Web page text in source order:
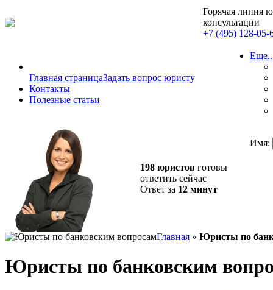
Горячая линия
консультации
+7 (495) 128-05-
Главная страницаЗадать вопрос юристу
Контакты
Полезные статьи
198 юристов готовы
ответить сейчас
Ответ за 12 минут
Имя:
Главная » Юристы по
Юристы по банковским